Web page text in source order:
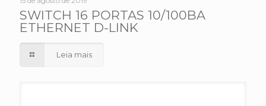
SWITCH 16 PORTAS 10/100BA
ETHERNET D-LINK
Leia mais